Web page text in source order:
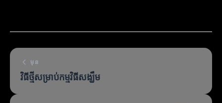
មុន
វិធីថ្មីសម្រាប់កម្មវិធីសង្ឃឹម